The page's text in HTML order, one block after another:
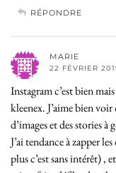
RÉPONDRE
MARIE
22 FÉVRIER
Instagram c’est bien
kleenex. J’aime bien
d’images et des stories à
J’ai tendance à zapper
plus c’est sans intérêt) ,